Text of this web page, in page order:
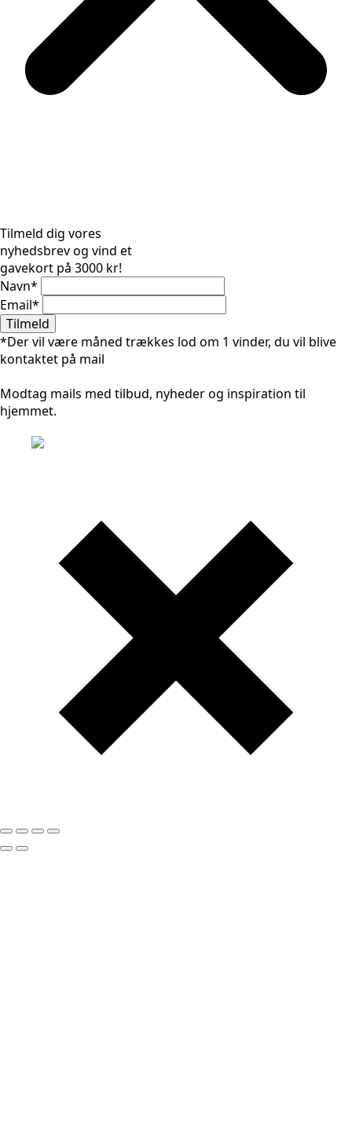
Tilmeld dig vores
nyhedsbrev og vind et
gavekort på 3000 kr!
Navn*
Email*
Tilmeld
*Der vil være måned trækkes lod om 1 vinder, du vil blive
kontaktet på mail
Modtag mails med tilbud, nyheder og inspiration til
hjemmet.